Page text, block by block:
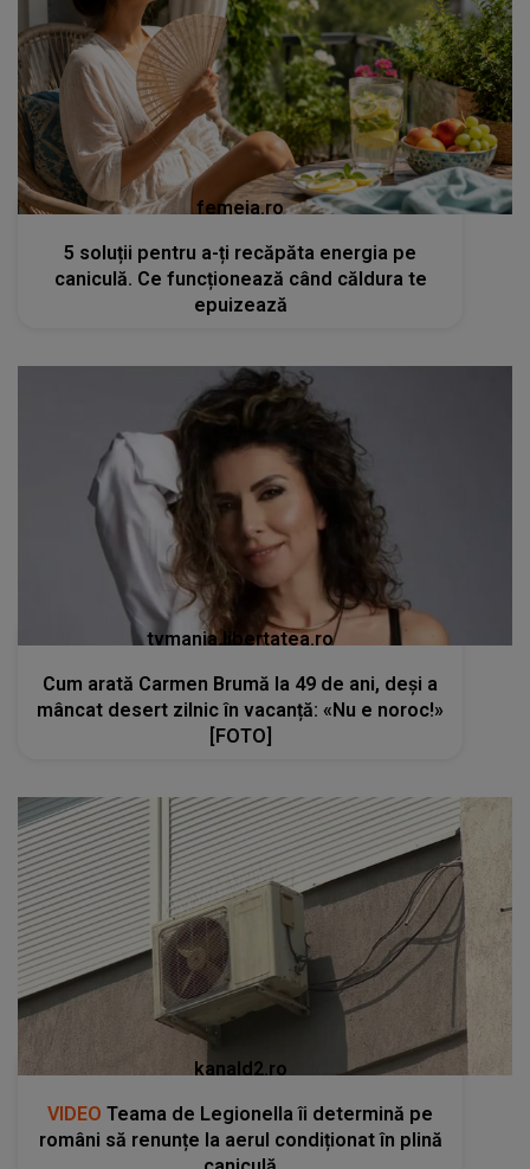
femeia.ro
5 soluții pentru a-ți recăpăta energia pe
caniculă. Ce funcționează când căldura te
epuizează
tvmania.libertatea.ro
Cum arată Carmen Brumă la 49 de ani, deși a
mâncat desert zilnic în vacanță: «Nu e noroc!»
[FOTO]
kanald2.ro
VIDEO Teama de Legionella îi determină pe
români să renunțe la aerul condiționat în plină